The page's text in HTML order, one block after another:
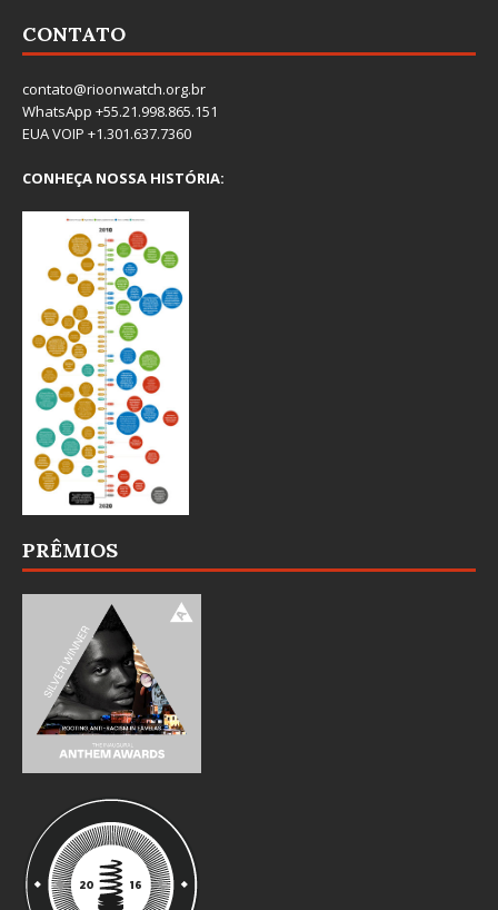
CONTATO
contato@rioonwatch.org.br
WhatsApp +55.21.998.865.151
EUA VOIP +1.301.637.7360
CONHEÇA NOSSA HISTÓRIA:
PRÊMIOS